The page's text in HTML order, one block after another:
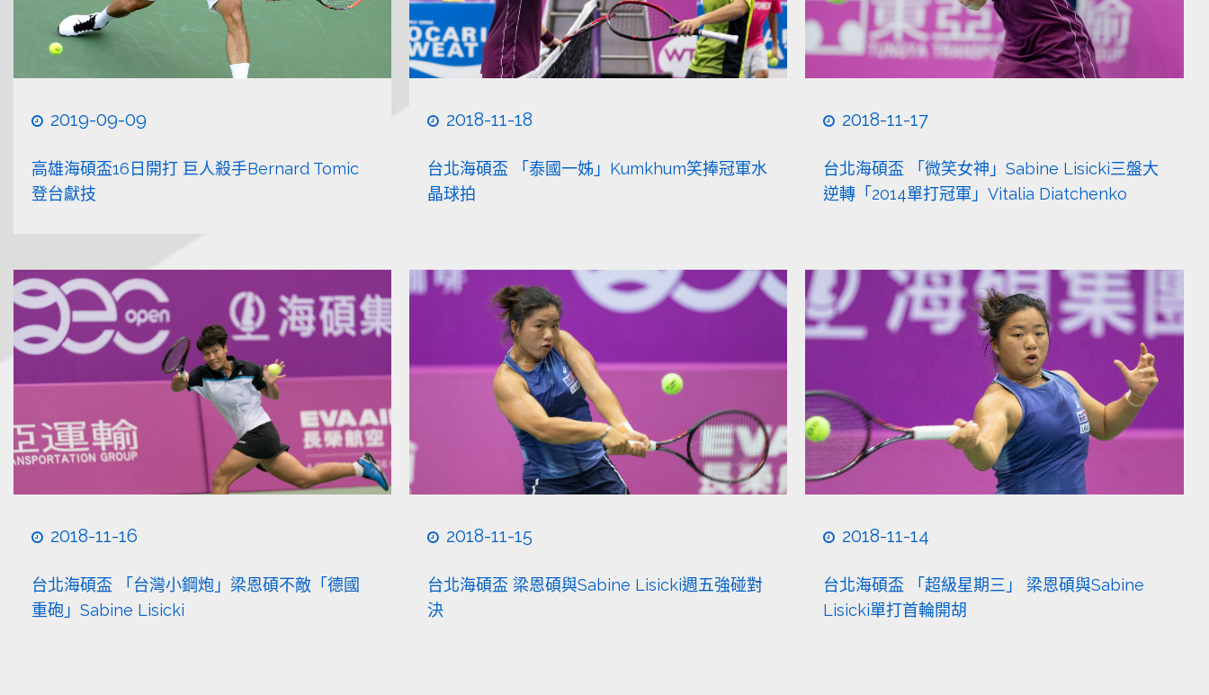
2019-09-09
高雄海碩盃16日開打 巨人殺手Bernard Tomic
登台獻技
2018-11-18
台北海碩盃 「泰國一姊」Kumkhum笑捧冠軍水
晶球拍
2018-11-17
台北海碩盃 「微笑女神」Sabine Lisicki三盤大
逆轉「2014單打冠軍」Vitalia Diatchenko
2018-11-16
台北海碩盃 「台灣小鋼炮」梁恩碩不敵「德國
重砲」Sabine Lisicki
2018-11-15
台北海碩盃 梁恩碩與Sabine Lisicki週五強碰對
決
2018-11-14
台北海碩盃 「超級星期三」 梁恩碩與Sabine
Lisicki單打首輪開胡